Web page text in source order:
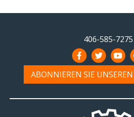
406-585-7275
ABONNIEREN SIE